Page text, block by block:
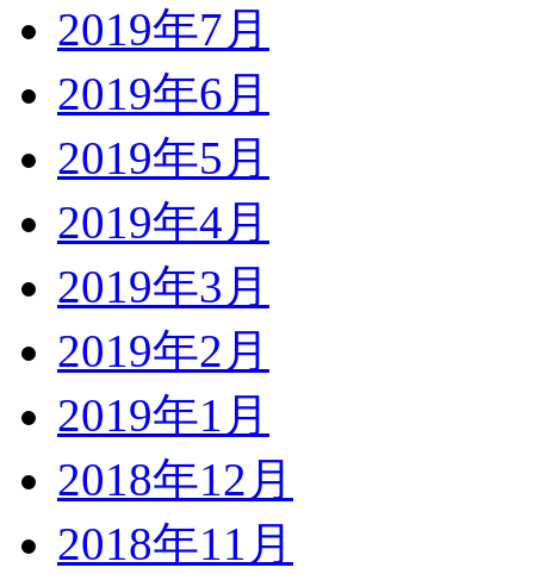
2019年7月
2019年6月
2019年5月
2019年4月
2019年3月
2019年2月
2019年1月
2018年12月
2018年11月